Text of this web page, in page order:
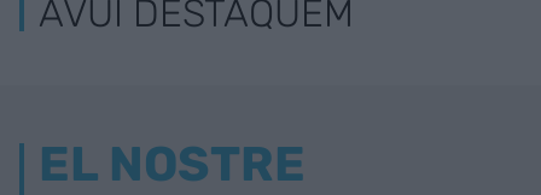
AVUI DESTAQUEM
EL NOSTRE